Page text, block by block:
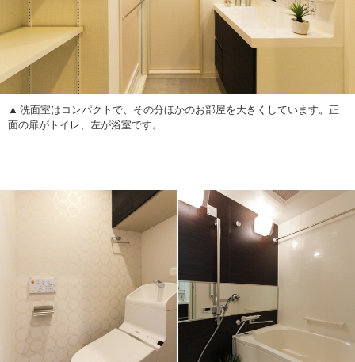
洗面室はコンパクトで、その分ほかのお部屋を大きくしています。正
面の扉がトイレ、左が浴室です。